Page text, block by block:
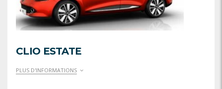
CLIO ESTATE
PLUS D'INFORMATIONS